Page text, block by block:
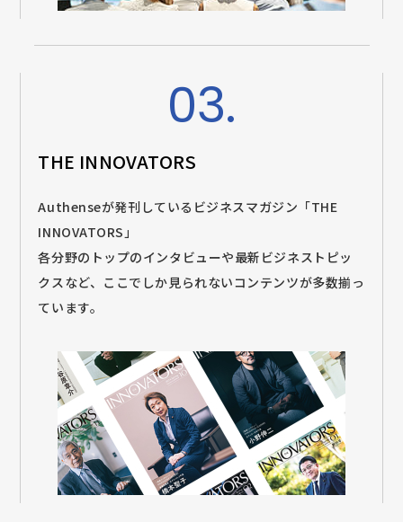
03.
THE INNOVATORS
Authenseが発刊しているビジネスマガジン「THE
INNOVATORS」
各分野のトップのインタビューや最新ビジネストピッ
クスなど、ここでしか見られないコンテンツが多数揃っ
ています。